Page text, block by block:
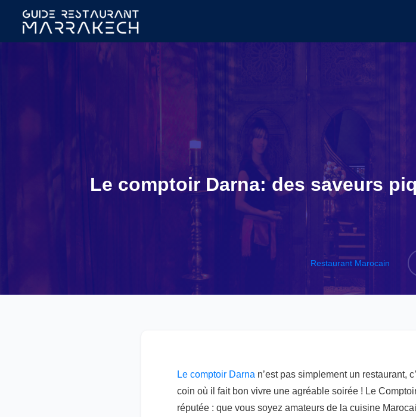
Le comptoir Darna: des saveurs
Restaurant Marocain
Le comptoir Darna n’est pas simplement un restaurant,
coin où il fait bon vivre une agréable soirée ! Le
réputée : que vous soyez amateurs de la cuisine